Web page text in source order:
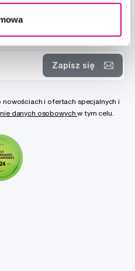
Zapisz się
i ofertach specjalnych i
danych osobowychw tym celu.